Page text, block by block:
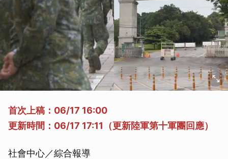
首次上稿：06/17 16:00
更新時間：06/17 17:11（更新陸軍第十軍團回應）
社會中心／綜合報導